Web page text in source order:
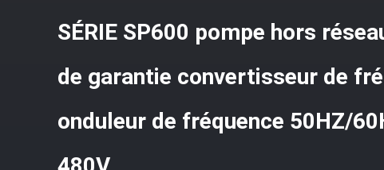
SÉRIE SP600 pompe hors
de garantie convertisseur de
onduleur de fréquence 50HZ/